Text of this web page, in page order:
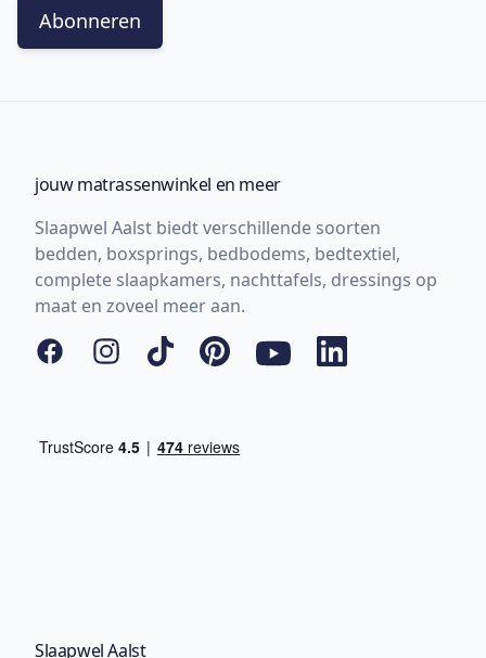
Abonneren
jouw matrassenwinkel en meer
Slaapwel Aalst biedt verschillende soorten
bedden, boxsprings, bedbodems, bedtextiel,
complete slaapkamers, nachttafels, dressings op
maat en zoveel meer aan.
FacebookInstagram
Tiktok PinterestYouTubeLinkedIn
Slaapwel Aalst